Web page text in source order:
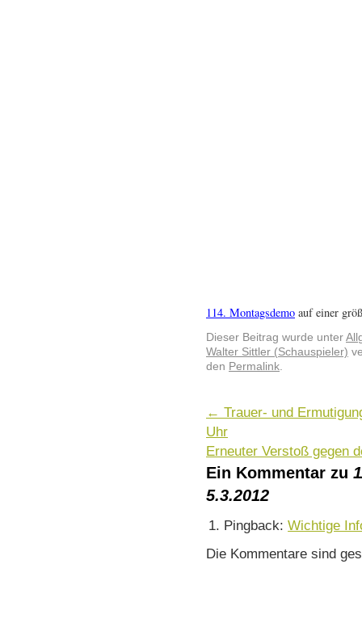
114. Montagsdemo auf einer
Dieser Beitrag wurde unter
Walter Sittler (Schauspieler)
den Permalink.
← Trauer- und
Uhr
Erneuter Verstoß gegen
Ein Kommentar zu
5.3.2012
Pingback:Wichtige
Die Kommentare sind